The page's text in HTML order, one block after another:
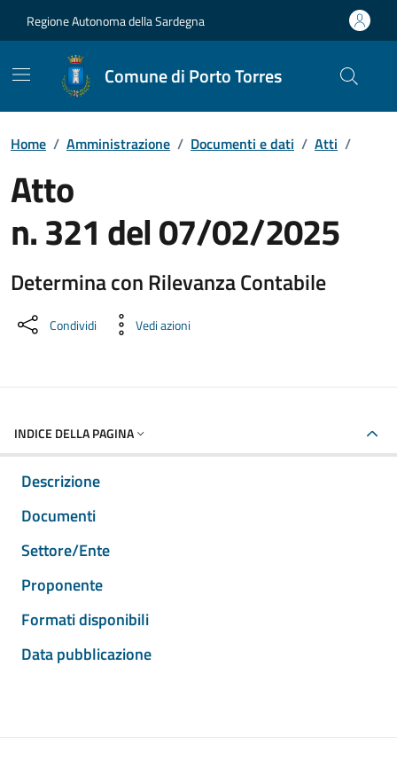
Regione Autonoma della Sardegna
Comune di Porto Torres
Home / Amministrazione / Documenti e dati / Atti /
Atto
n. 321 del 07/02/2025
Determina con Rilevanza Contabile
Dettaglio del documento
Condividi Vedi azioni
INDICE DELLA PAGINA
Descrizione
Documenti
Settore/Ente
Proponente
Formati disponibili
Data pubblicazione